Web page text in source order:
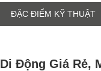
ĐẶC ĐIỂM KỸ THUẬT
Động Giá Rẻ,